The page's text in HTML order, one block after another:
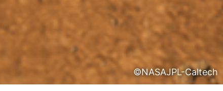
©NASAJPL-Caltech